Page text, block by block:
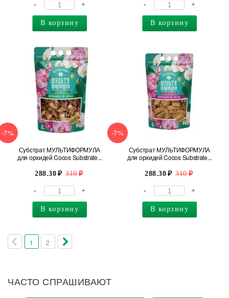
- +
В корзину
- +
В корзину
-7%
Субстрат МУЛЬТИФОРМУЛА
для орхидей Cocоs Substrate...
288.30 310
- +
В корзину
-7%
Субстрат МУЛЬТИФОРМУЛА
для орхидей Cocоs Substrate...
288.30 310
- +
В корзину
1 2
ЧАСТО СПРАШИВАЮТ